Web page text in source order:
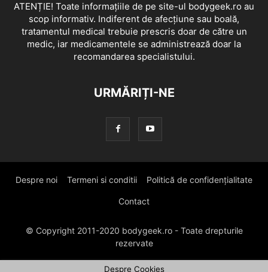
ATENȚIE! Toate informațiile de pe site-ul bodygeek.ro au
scop informativ. Indiferent de afecțiune sau boală,
tratamentul medical trebuie prescris doar de către un
medic, iar medicamentele se administrează doar la
recomandarea specialistului.
URMĂRIȚI-NE
Despre noi Termeni si conditii Politică de confidențialitate
Contact
© Copyright 2011-2020 bodygeek.ro - Toate drepturile
rezervate
Despre Cookies